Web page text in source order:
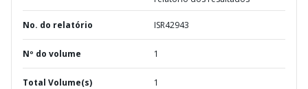
No. do relatório ISR42943
Nº do volume 1
Total Volume(s) 1